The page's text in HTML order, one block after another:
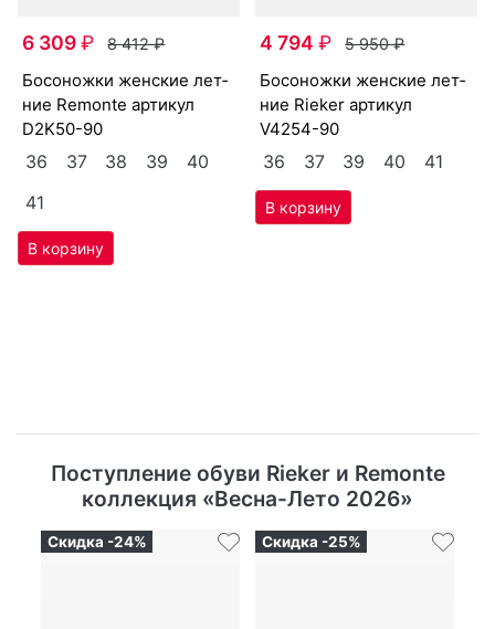
6 309₽ 8 412₽
бо­сонож­ки женс­кие лет­
ние Re­mon­te артикул
D2K50-90
36 37 38 39
40
41
4 794₽ 5 950₽
бо­сонож­ки женс­кие лет­
ние Ri­eker артикул
V4254-90
36 37 39 40 41
Поступление обуви Rieker и Remonte
коллекция «Весна-Лето 2026»
Скидка -24% Скидка -25%